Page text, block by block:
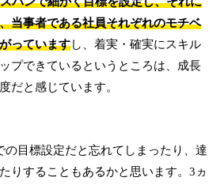
当事者である社員それぞれのモチベ
っていますし、着実・確実にスキル
プできているというところは、成長
だと感じています。
の目標設定だと忘れてしまったり、達
りすることもあるかと思います。3ヵ